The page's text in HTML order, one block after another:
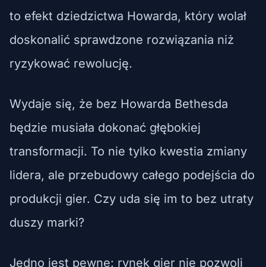
to efekt dziedzictwa Howarda, który wolał
doskonalić sprawdzone rozwiązania niż
ryzykować rewolucję.
Wydaje się, że bez Howarda Bethesda
będzie musiała dokonać głębokiej
transformacji. To nie tylko kwestia zmiany
lidera, ale przebudowy całego podejścia do
produkcji gier. Czy uda się im to bez utraty
duszy marki?
Jedno jest pewne: rynek gier nie pozwoli